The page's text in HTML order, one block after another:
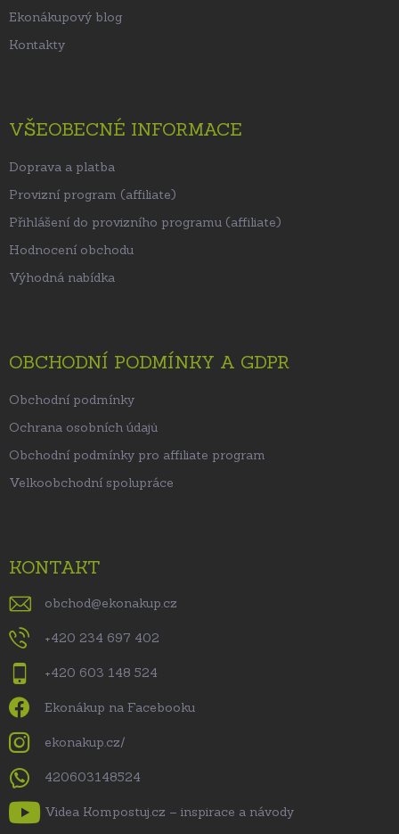
Ekonákupový blog
Kontakty
VŠEOBECNÉ INFORMACE
Doprava a platba
Provizní program (affiliate)
Přihlášení do provizního programu (affiliate)
Hodnocení obchodu
Výhodná nabídka
OBCHODNÍ PODMÍNKY A GDPR
Obchodní podmínky
Ochrana osobních údajů
Obchodní podmínky pro affiliate program
Velkoobchodní spolupráce
KONTAKT
obchod@ekonakup.cz
+420 234 697 402
+420 603 148 524
Ekonákup na Facebooku
ekonakup.cz/
420603148524
Videa Kompostuj.cz – inspirace a návody